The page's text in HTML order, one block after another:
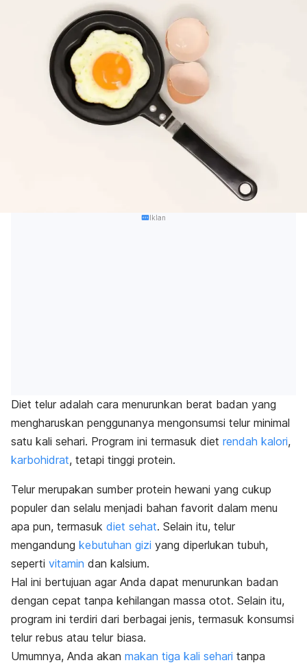
Iklan
Diet telur adalah cara menurunkan berat badan yang
mengharuskan penggunanya mengonsumsi telur minimal
satu kali sehari. Program ini termasuk diet rendah kalori,
karbohidrat, tetapi tinggi protein.
Telur merupakan sumber protein hewani yang cukup
populer dan selalu menjadi bahan favorit dalam menu
apa pun, termasuk diet sehat. Selain itu, telur
mengandung kebutuhan gizi yang diperlukan tubuh,
seperti vitamin dan kalsium.
Hal ini bertujuan agar Anda dapat menurunkan badan
dengan cepat tanpa kehilangan massa otot. Selain itu,
program ini terdiri dari berbagai jenis, termasuk konsumsi
telur rebus atau telur biasa.
Umumnya, Anda akan makan tiga kali sehari tanpa